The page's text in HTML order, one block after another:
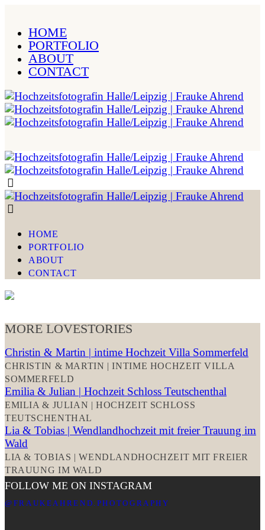
HOME
PORTFOLIO
ABOUT
CONTACT
HOME
PORTFOLIO
ABOUT
CONTACT
MORE LOVESTORIES
Christin & Martin | intime Hochzeit Villa Sommerfeld
CHRISTIN & MARTIN | INTIME HOCHZEIT VILLA
SOMMERFELD
Emilia & Julian | Hochzeit Schloss Teutschenthal
EMILIA & JULIAN | HOCHZEIT SCHLOSS
TEUTSCHENTHAL
Lia & Tobias | Wendlandhochzeit mit freier Trauung im
Wald
LIA & TOBIAS | WENDLANDHOCHZEIT MIT FREIER
TRAUUNG IM WALD
FOLLOW ME ON INSTAGRAM
@FRAUKEAHREND.PHOTOGRAPHY